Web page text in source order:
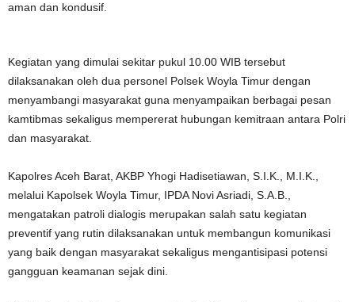
aman dan kondusif.
Kegiatan yang dimulai sekitar pukul 10.00 WIB tersebut
dilaksanakan oleh dua personel Polsek Woyla Timur dengan
menyambangi masyarakat guna menyampaikan berbagai pesan
kamtibmas sekaligus mempererat hubungan kemitraan antara Polri
dan masyarakat.
Kapolres Aceh Barat, AKBP Yhogi Hadisetiawan, S.I.K., M.I.K.,
melalui Kapolsek Woyla Timur, IPDA Novi Asriadi, S.A.B.,
mengatakan patroli dialogis merupakan salah satu kegiatan
preventif yang rutin dilaksanakan untuk membangun komunikasi
yang baik dengan masyarakat sekaligus mengantisipasi potensi
gangguan keamanan sejak dini.